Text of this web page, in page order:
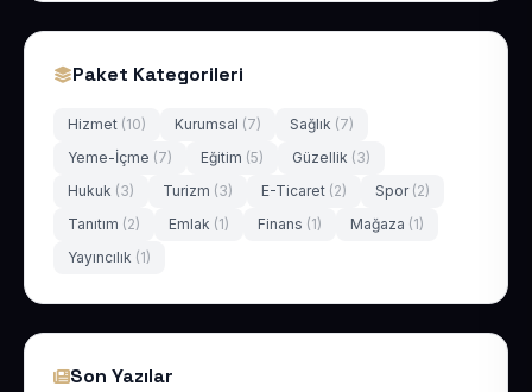
Paket Kategorileri
Hizmet (10) Kurumsal (7) Sağlık (7)
Yeme-İçme (7) Eğitim (5) Güzellik (3)
Hukuk (3) Turizm (3) E-Ticaret (2) Spor (2)
Tanıtım (2) Emlak (1) Finans (1) Mağaza (1)
Yayıncılık (1)
Son Yazılar